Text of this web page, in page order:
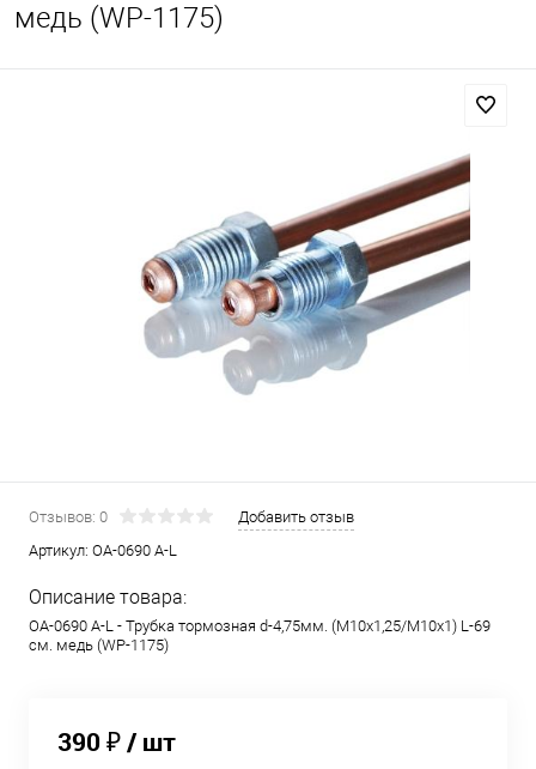
медь (WP-1175)
Отзывов: 0
Добавить отзыв
Артикул: OA-0690 A-L
Описание товара:
OA-0690 A-L - Трубка тормозная d-4,75мм. (М10х1,25/М10х1) L-69
см. медь (WP-1175)
390 ₽/ шт